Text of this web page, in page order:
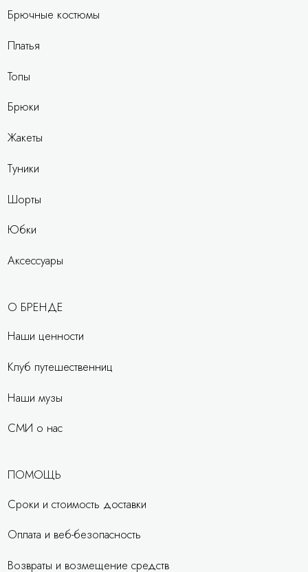
Брючные костюмы
Платья
Топы
Брюки
Жакеты
Туники
Шорты
Юбки
Аксессуары
О БРЕНДЕ
Наши ценности
Клуб путешественниц
Наши музы
СМИ о нас
ПОМОЩЬ
Сроки и стоимость доставки
Оплата и веб-безопасность
Возвраты и возмещение средств